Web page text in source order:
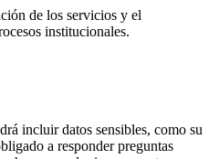
de los servicios y el
institucionales.
incluir datos sensibles, como su
a responder preguntas